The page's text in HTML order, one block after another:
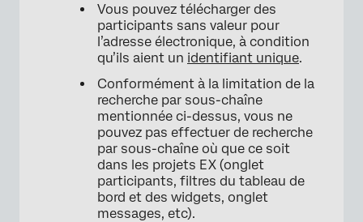
Vous pouvez télécharger des
participants sans valeur pour
l’adresse électronique, à condition
qu’ils aient un identifiant unique.
Conformément à la limitation de la
recherche par sous-chaîne
mentionnée ci-dessus, vous ne
pouvez pas effectuer de recherche
par sous-chaîne où que ce soit
dans les projets EX (onglet
participants, filtres du tableau de
bord et des widgets, onglet
messages, etc).